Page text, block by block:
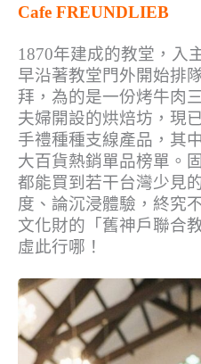
Cafe FREUNDLIEB
1870年建成的教堂，入
早沿著教堂門外開始排
拜，為的是一份烤牛肉
夫婦開設的烘焙坊，現
手禮種種支線產品，其
大百貨熱銷單品榜單。
都能買到若干台灣少見
度、論沉浸體驗，終究
文化財的「舊神戶聯合
虛此行哪！